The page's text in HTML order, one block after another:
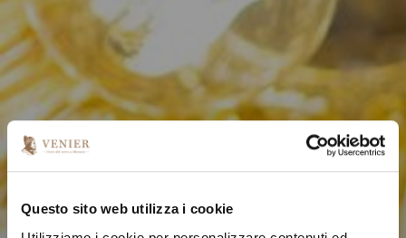
Questo sito web utilizza i cookie